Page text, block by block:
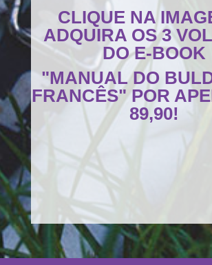
CLIQUE NA
ADQUIRA OS 3
DO E-BOOK
"MANUAL DO
FRANCÊS" POR
89,90!